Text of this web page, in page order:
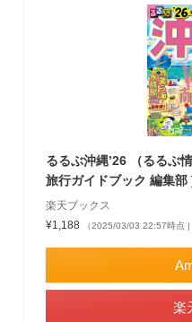
るるぶ沖縄’26 （るるぶ
旅行ガイドブック 編集部
楽天ブックス
¥1,188
（2025/03/03 22:57時点 |
楽